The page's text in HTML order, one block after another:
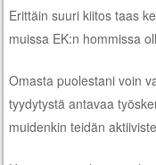
Erittäin suuri kiitos taas
muissa EK:n hommissa
Omasta puolestani voin
tyydytystä antavaa
muidenkin teidän